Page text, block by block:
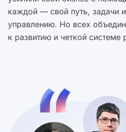
каждой — свой путь, задачи
управлению. Но всех
к развитию и четкой системе